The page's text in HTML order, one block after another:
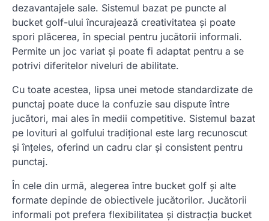
dezavantajele sale. Sistemul bazat pe puncte al
bucket golf-ului încurajează creativitatea și poate
spori plăcerea, în special pentru jucătorii informali.
Permite un joc variat și poate fi adaptat pentru a se
potrivi diferitelor niveluri de abilitate.
Cu toate acestea, lipsa unei metode standardizate de
punctaj poate duce la confuzie sau dispute între
jucători, mai ales în medii competitive. Sistemul bazat
pe lovituri al golfului tradițional este larg recunoscut
și înțeles, oferind un cadru clar și consistent pentru
punctaj.
În cele din urmă, alegerea între bucket golf și alte
formate depinde de obiectivele jucătorilor. Jucătorii
informali pot prefera flexibilitatea și distracția bucket